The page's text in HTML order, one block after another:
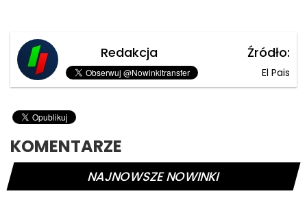
Redakcja Źródło:
El Pais
KOMENTARZE
NAJNOWSZE NOWINKI